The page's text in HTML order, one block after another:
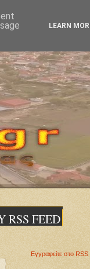
RSS FEED
Εγγραφείτε στο
LEARN